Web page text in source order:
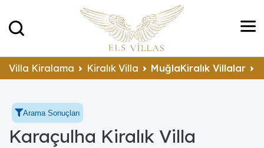
Villa Kiralama Kiralık Villa MuğlaKiralık Villalar
Arama Sonuçları
Karaçulha Kiralık Villa